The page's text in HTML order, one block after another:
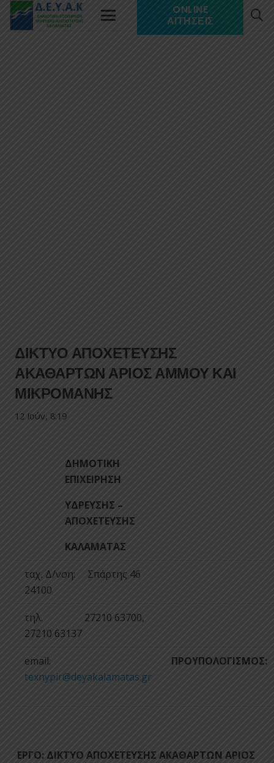
ONLINE
ΑΙΤΉΣΕΙΣ
ΔΙΚΤΥΟ ΑΠΟΧΕΤΕΥΣΗΣ
ΑΚΑΘΑΡΤΩΝ ΑΡΙΟΣ ΑΜΜΟΥ ΚΑΙ
ΜΙΚΡΟΜΑΝΗΣ
12 Ιούν, 8:19
ΔΗΜΟΤΙΚΗ
ΕΠΙΧΕΙΡΗΣΗ
ΥΔΡΕΥΣΗΣ –
ΑΠΟΧΕΤΕΥΣΗΣ
ΚΑΛΑΜΑΤΑΣ
ταχ. Δ/νση: Σπάρτης 46
24100
τηλ. 27210 63700,
27210 63137
email:
texnypir@deyakalamatas.gr
ΠΡΟΥΠΟΛΟΓΙΣΜΟΣ:
ΕΡΓΟ: ΔΙΚΤΥΟ ΑΠΟΧΕΤΕΥΣΗΣ ΑΚΑΘΑΡΤΩΝ ΑΡΙΟΣ